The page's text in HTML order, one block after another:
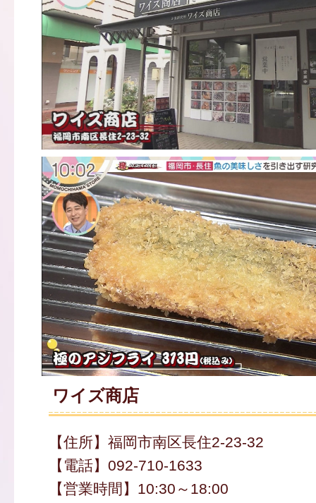
ワイズ商店
【住所】福岡市南区長住2-23-32
【電話】092-710-1633
【営業時間】10:30～18:00